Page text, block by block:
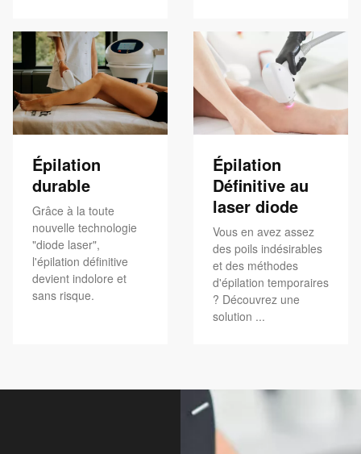
Épilation
durable
Grâce à la toute
nouvelle technologie
"diode laser",
l'épilation définitive
devient indolore et
sans risque.
Épilation
Définitive au
laser diode
Vous en avez assez
des poils indésirables
et des méthodes
d'épilation temporaires
? Découvrez une
solution ...